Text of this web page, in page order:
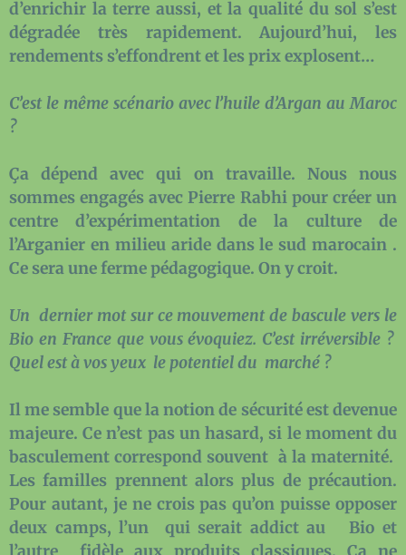
d’enrichir la terre aussi, et la qualité du sol s’est
dégradée très rapidement. Aujourd’hui, les
rendements s’effondrent et les prix explosent…
C’est le même scénario avec l’huile d’Argan au Maroc
?
Ça dépend avec qui on travaille. Nous nous
sommes engagés avec Pierre Rabhi pour créer un
centre d’expérimentation de la culture de
l’Arganier en milieu aride dans le sud marocain .
Ce sera une ferme pédagogique. On y croit.
Un dernier mot sur ce mouvement de bascule vers le
Bio en France que vous évoquiez. C’est irréversible ?
Quel est à vos yeux le potentiel du marché ?
Il me semble que la notion de sécurité est devenue
majeure. Ce n’est pas un hasard, si le moment du
basculement correspond souvent à la maternité.
Les familles prennent alors plus de précaution.
Pour autant, je ne crois pas qu’on puisse opposer
deux camps, l’un qui serait addict au Bio et